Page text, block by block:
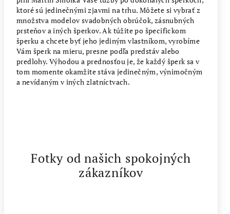
ktoré sú jedinečnými zjavmi na trhu. Môžete si vybrať z
množstva modelov svadobných obrúčok, zásnubných
prsteňov a iných šperkov. Ak túžite po špecifickom
šperku a chcete byť jeho jediným vlastníkom, vyrobíme
Vám šperk na mieru, presne podľa predstáv alebo
predlohy. Výhodou a prednosťou je, že každý šperk sa v
tom momente okamžite stáva jedinečným, výnimočným
a nevídaným v iných zlatníctvach.
Fotky od našich spokojných
zákazníkov